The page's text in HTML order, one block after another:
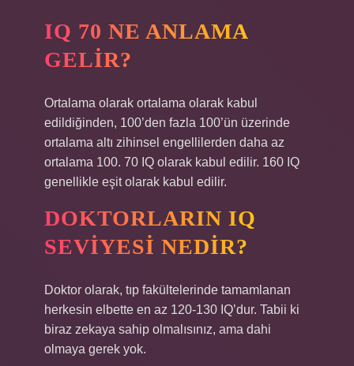
IQ 70 NE ANLAMA
GELIR?
Ortalama olarak ortalama olarak kabul
edildiğinden, 100’den fazla 100’ün üzerinde
ortalama altı zihinsel engellilerden daha az
ortalama 100. 70 IQ olarak kabul edilir. 160 IQ
genellikle eşit olarak kabul edilir.
DOKTORLARIN IQ
SEVIYESI NEDIR?
Doktor olarak, tıp fakültelerinde tamamlanan
herkesin elbette en az 120-130 IQ’dur. Tabii ki
biraz zekaya sahip olmalısınız, ama dahi
olmaya gerek yok.